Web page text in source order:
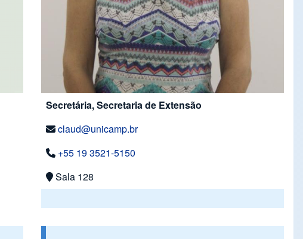
Secretária, Secretaria de Extensão
claud@unicamp.br
+55 19 3521-5150
Sala 128